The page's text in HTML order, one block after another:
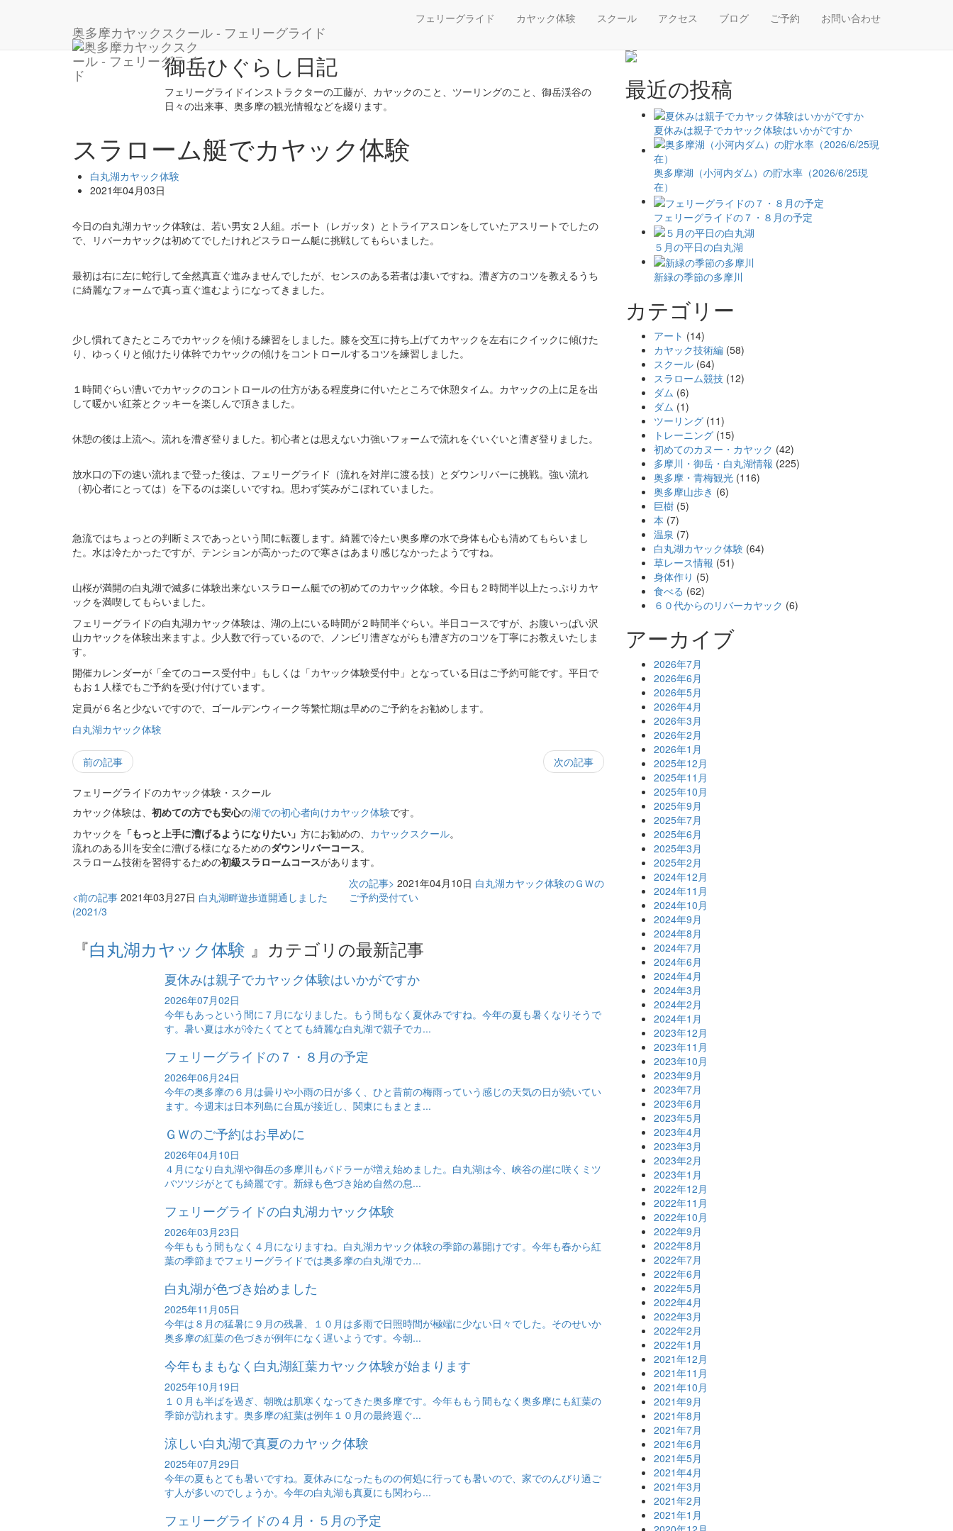
奥多摩カヤックスクール - フェリーグライド
フェリーグライド カヤック体験 スクール アクセス ブログ ご予約 お問い合わせ
御岳ひぐらし日記
フェリーグライドインストラクターの工藤が、カヤックのこと、ツーリングのこと、御岳渓谷の
日々の出来事、奥多摩の観光情報などを綴ります。
スラローム艇でカヤック体験
白丸湖カヤック体験
2021年04月03日
今日の白丸湖カヤック体験は、若い男女２人組。ボート（レガッタ）とトライアスロンをしていたアスリートでしたの
で、リバーカヤックは初めてでしたけれどスラローム艇に挑戦してもらいました。
最初は右に左に蛇行して全然真直ぐ進みませんでしたが、センスのある若者は凄いですね。漕ぎ方のコツを教えるうち
に綺麗なフォームで真っ直ぐ進むようになってきました。
少し慣れてきたところでカヤックを傾ける練習をしました。膝を交互に持ち上げてカヤックを左右にクイックに傾けた
り、ゆっくりと傾けたり体幹でカヤックの傾けをコントロールするコツを練習しました。
１時間ぐらい漕いでカヤックのコントロールの仕方がある程度身に付いたところで休憩タイム。カヤックの上に足を出
して暖かい紅茶とクッキーを楽しんで頂きました。
休憩の後は上流へ。流れを漕ぎ登りました。初心者とは思えない力強いフォームで流れをぐいぐいと漕ぎ登りました。
放水口の下の速い流れまで登った後は、フェリーグライド（流れを対岸に渡る技）とダウンリバーに挑戦。強い流れ
（初心者にとっては）を下るのは楽しいですね。思わず笑みがこぼれていました。
急流ではちょっとの判断ミスであっという間に転覆します。綺麗で冷たい奥多摩の水で身体も心も清めてもらいまし
た。水は冷たかったですが、テンションが高かったので寒さはあまり感じなかったようですね。
山桜が満開の白丸湖で滅多に体験出来ないスラローム艇での初めてのカヤック体験。今日も２時間半以上たっぷりカヤ
ックを満喫してもらいました。
フェリーグライドの白丸湖カヤック体験は、湖の上にいる時間が２時間半ぐらい。半日コースですが、お腹いっぱい沢
山カヤックを体験出来ますよ。少人数で行っているので、ノンビリ漕ぎながらも漕ぎ方のコツを丁寧にお教えいたしま
す。
開催カレンダーが「全てのコース受付中」もしくは「カヤック体験受付中」となっている日はご予約可能です。平日で
もお１人様でもご予約を受け付けています。
定員が６名と少ないですので、ゴールデンウィーク等繁忙期は早めのご予約をお勧めします。
白丸湖カヤック体験
前の記事 次の記事
フェリーグライドのカヤック体験・スクール
カヤック体験は、 初めての方でも安心の湖での初心者向けカヤック体験です。
カヤックを 「もっと上手に漕げるようになりたい」 方にお勧めの、 カヤックスクール。
流れのある川を安全に漕げる様になるためのダウンリバーコース。
スラローム技術を習得するための初級スラロームコースがあります。
<前の記事 2021年03月27日 白丸湖畔遊歩道開通しました
(2021/3
次の記事> 2021年04月10日 白丸湖カヤック体験のＧＷの
ご予約受付てい
『白丸湖カヤック体験 』カテゴリの最新記事
夏休みは親子でカヤック体験はいかがですか
2026年07月02日
今年もあっという間に７月になりました。もう間もなく夏休みですね。今年の夏も暑くなりそうで
す。暑い夏は水が冷たくてとても綺麗な白丸湖で親子でカ...
フェリーグライドの７・８月の予定
2026年06月24日
今年の奥多摩の６月は曇りや小雨の日が多く、ひと昔前の梅雨っていう感じの天気の日が続いてい
ます。今週末は日本列島に台風が接近し、関東にもまとま...
ＧＷのご予約はお早めに
2026年04月10日
４月になり白丸湖や御岳の多摩川もパドラーが増え始めました。白丸湖は今、峡谷の崖に咲くミツ
バツツジがとても綺麗です。新緑も色づき始め自然の息...
フェリーグライドの白丸湖カヤック体験
2026年03月23日
今年ももう間もなく４月になりますね。白丸湖カヤック体験の季節の幕開けです。今年も春から紅
葉の季節までフェリーグライドでは奥多摩の白丸湖でカ...
白丸湖が色づき始めました
2025年11月05日
今年は８月の猛暑に９月の残暑、１０月は多雨で日照時間が極端に少ない日々でした。そのせいか
奥多摩の紅葉の色づきが例年になく遅いようです。今朝...
今年もまもなく白丸湖紅葉カヤック体験が始まります
2025年10月19日
１０月も半ばを過ぎ、朝晩は肌寒くなってきた奥多摩です。今年ももう間もなく奥多摩にも紅葉の
季節が訪れます。奥多摩の紅葉は例年１０月の最終週ぐ...
涼しい白丸湖で真夏のカヤック体験
2025年07月29日
今年の夏もとても暑いですね。夏休みになったものの何処に行っても暑いので、家でのんびり過ご
す人が多いのでしょうか。今年の白丸湖も真夏にも関わら...
フェリーグライドの４月・５月の予定
最近の投稿
夏休みは親子でカヤック体験はいかがですか
奥多摩湖（小河内ダム）の貯水率（2026/6/25現
在）
フェリーグライドの７・８月の予定
５月の平日の白丸湖
新緑の季節の多摩川
カテゴリー
アート (14)
カヤック技術編 (58)
スクール (64)
スラローム競技 (12)
ダム (6)
ダム (1)
ツーリング (11)
トレーニング (15)
初めてのカヌー・カヤック (42)
多摩川・御岳・白丸湖情報 (225)
奥多摩・青梅観光 (116)
奥多摩山歩き (6)
巨樹 (5)
本 (7)
温泉 (7)
白丸湖カヤック体験 (64)
草レース情報 (51)
身体作り (5)
食べる (62)
６０代からのリバーカヤック (6)
アーカイブ
2026年7月
2026年6月
2026年5月
2026年4月
2026年3月
2026年2月
2026年1月
2025年12月
2025年11月
2025年10月
2025年9月
2025年7月
2025年6月
2025年3月
2025年2月
2024年12月
2024年11月
2024年10月
2024年9月
2024年8月
2024年7月
2024年6月
2024年4月
2024年3月
2024年2月
2024年1月
2023年12月
2023年11月
2023年10月
2023年9月
2023年7月
2023年6月
2023年5月
2023年4月
2023年3月
2023年2月
2023年1月
2022年12月
2022年11月
2022年10月
2022年9月
2022年8月
2022年7月
2022年6月
2022年5月
2022年4月
2022年3月
2022年2月
2022年1月
2021年12月
2021年11月
2021年10月
2021年9月
2021年8月
2021年7月
2021年6月
2021年5月
2021年4月
2021年3月
2021年2月
2021年1月